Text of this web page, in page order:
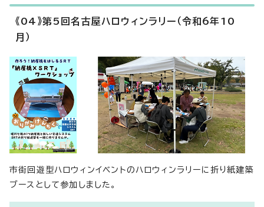
《04》第5回名古屋ハロウィンラリー（令和6年10
月）
市街回遊型ハロウィンイベントのハロウィンラリーに折り紙建築
ブースとして参加しました。